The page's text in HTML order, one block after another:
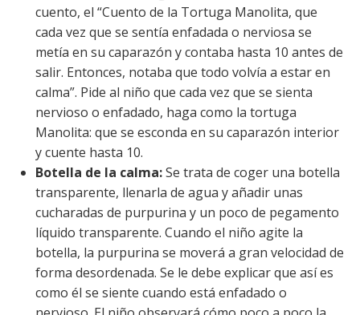
cuento, el “Cuento de la Tortuga Manolita, que
cada vez que se sentía enfadada o nerviosa se
metía en su caparazón y contaba hasta 10 antes de
salir. Entonces, notaba que todo volvía a estar en
calma”. Pide al niño que cada vez que se sienta
nervioso o enfadado, haga como la tortuga
Manolita: que se esconda en su caparazón interior
y cuente hasta 10.
Botella de la calma:Se trata de coger una botella
transparente, llenarla de agua y añadir unas
cucharadas de purpurina y un poco de pegamento
líquido transparente. Cuando el niño agite la
botella, la purpurina se moverá a gran velocidad de
forma desordenada. Se le debe explicar que así es
como él se siente cuando está enfadado o